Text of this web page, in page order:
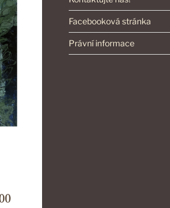
Facebooková stránka
Právní informace